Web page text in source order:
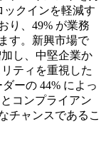
ックインを軽減す
り、49% が業務
す。新興市場で
し、中堅企業か
ティを重視した
ーの 44% によっ
コンプライアン
チャンスであるこ